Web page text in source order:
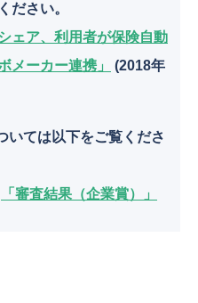
ださい。
ェア、利用者が保険自動
ーカー連携」
(2018年
ては以下をご覧くださ
「審査結果（企業賞）」